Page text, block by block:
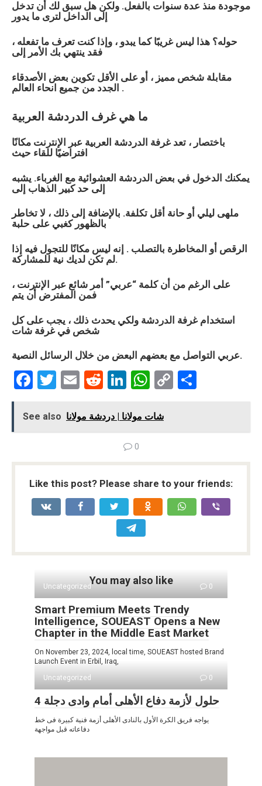
موجودة منذ عدة سنوات بالفعل. ولكن هل سبق لك أن تدخل
إلى الداخل لترى ما يدور
حوله؟ هذا ليس غريبًا كما يبدو ، وإذا كنت تعرف ما تفعله ،
فقد ينتهي بك الأمر إلى
مقابلة شخص مميز ، أو على الأقل تكوين بعض الأصدقاء
الجدد من جميع انحاء العالم .
ما هي غرف الدردشة العربية
باختصار ، تعد غرفة الدردشة العربية عبر الإنترنت مكانًا
افتراضيًا للقاء حيث
يمكنك الدخول في بعض الدردشة العشوائية مع الغرباء. يشبه
إلى حد كبير الذهاب إلى
ملهى ليلي أو حانة أقل تكلفة. بالإضافة إلى ذلك ، لا تخاطر
بالظهور كغبي على حلبة
الرقص أو المخاطرة بالتصلب . إنه ليس مكانًا للتجول فيه إذا
لم تكن لديك نية للمشاركة.
على الرغم من أن كلمة “عربي” أمر شائع عبر الإنترنت ،
فمن المفترض أن يتم
استخدام غرفة الدردشة ولكي يحدث ذلك ، يجب على كل
شخص في غرفة شات
عربيالتواصل مع بعضهم البعض من خلال الرسائل النصية.
F
ce
b
k
T
tt
er
E
ail
R
d
di
Li
ke
dI
n
W
at
s
p
C
Li e
See also شات مولانا | دردشة مولانا
0
Like this post? Please share to your friends:
You may also like
Uncategorized 0
Smart Premium Meets Trendy
Intelligence, SOUEAST Opens a New
Chapter in the Middle East Market
On November 23, 2024, local time, SOUEAST hosted Brand
Launch Event in Erbil, Iraq,
Uncategorized
0
4 حلول لأزمة دفاع الأهلى أمام وادى دجلة
يواجه فريق الكرة الأول بالنادى الأهلى أزمة فنية كبيرة فى خط
دفاعاته قبل مواجهة